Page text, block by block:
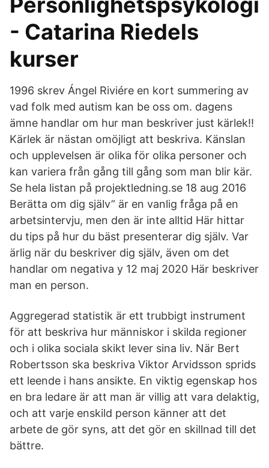
- Catarina Riedels
kurser
1996 skrev Ángel Riviére en kort summering av
vad folk med autism kan be oss om. dagens
ämne handlar om hur man beskriver just kärlek!!
Kärlek är nästan omöjligt att beskriva. Känslan
och upplevelsen är olika för olika personer och
kan variera från gång till gång som man blir kär.
Se hela listan på projektledning.se 18 aug 2016
Berätta om dig själv” är en vanlig fråga på en
arbetsintervju, men den är inte alltid Här hittar
du tips på hur du bäst presenterar dig själv. Var
ärlig när du beskriver dig själv, även om det
handlar om negativa y 12 maj 2020 Här beskriver
man en person.
Aggregerad statistik är ett trubbigt instrument
för att beskriva hur människor i skilda regioner
och i olika sociala skikt lever sina liv. När Bert
Robertsson ska beskriva Viktor Arvidsson sprids
ett leende i hans ansikte. En viktig egenskap hos
en bra ledare är att man är villig att vara delaktig,
och att varje enskild person känner att det
arbete de gör syns, att det gör en skillnad till det
bättre.